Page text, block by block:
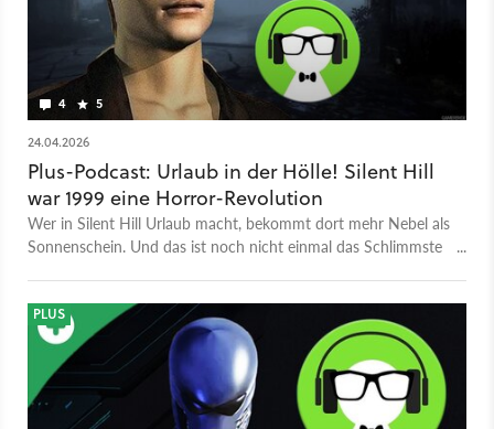
4 5
24.04.2026
Plus-Podcast: Urlaub in der Hölle! Silent Hill
war 1999 eine Horror-Revolution
Wer in Silent Hill Urlaub macht, bekommt dort mehr Nebel als
Sonnenschein. Und das ist noch nicht einmal das Schlimmste
PLUS